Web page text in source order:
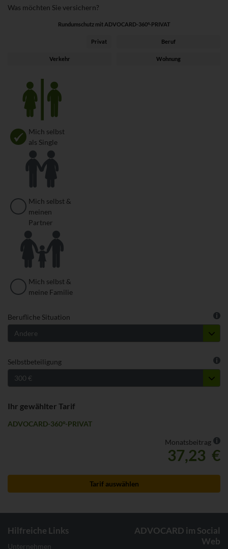
Was möchten Sie versichern?
Rundumschutz mit ADVOCARD-360°-PRIVAT
Privat Beruf
Verkehr Wohnung
Zielgruppe
Mich selbst
als Single
Mich selbst &
meinen
Partner
Mich selbst &
meine Familie
Berufliche Situation
Selbstbeteiligung
Ihr gewählter Tarif
ADVOCARD-360°-PRIVAT
Monatsbeitrag
37,23 €
Tarif auswählen
Hilfreiche Links
Unternehmen
ADVOCARD im Social
Web